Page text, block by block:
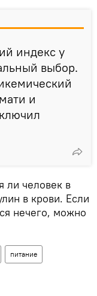
индекс у
выбор.
и
ли человек в
в крови. Если
нечего, можно
питание